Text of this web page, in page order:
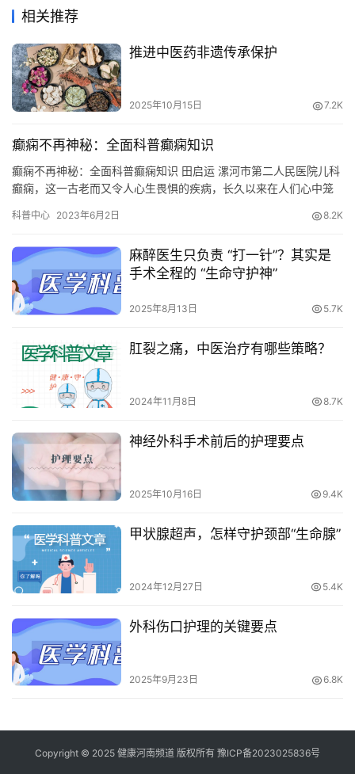
相关推荐
推进中医药非遗传承保护
2025年10月15日 7.2K
癫痫不再神秘：全面科普癫痫知识
癫痫不再神秘：全面科普癫痫知识 田启运 漯河市第二人民医院儿科
癫痫，这一古老而又令人心生畏惧的疾病，长久以来在人们心中笼
来极大的困扰。但在现代医学的不断探索下，癫痫正逐渐褪去神秘
电引发的病症 癫痫，是一种慢性脑部疾病。大脑作为人体的 “指挥…
科普中心 2023年6月2日 8.2K
麻醉医生只负责 “打一针”？其实是
手术全程的 “生命守护神”
2025年8月13日 5.7K
肛裂之痛，中医治疗有哪些策略？
2024年11月8日 8.7K
神经外科手术前后的护理要点
2025年10月16日 9.4K
甲状腺超声，怎样守护颈部“生命腺”
2024年12月27日 5.4K
外科伤口护理的关键要点
2025年9月23日 6.8K
Copyright © 2025 健康河南频道 版权所有 豫ICP备2023025836号